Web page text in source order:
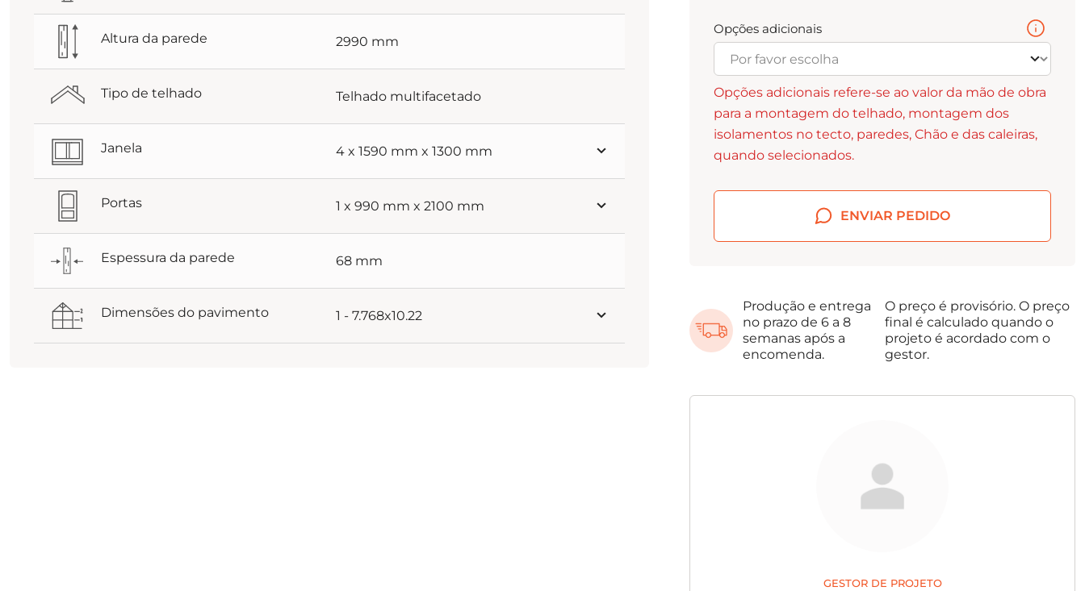
Altura da parede 2990 mm
Tipo de telhado Telhado multifacetado
Janela 4 x 1590 mm x 1300 mm
Portas 1 x 990 mm x 2100 mm
Espessura da parede 68 mm
Dimensões do pavimento 1 - 7.768x10.22
Opções adicionais
Opções adicionais refere-se ao valor da mão de obra
para a montagem do telhado, montagem dos
isolamentos no tecto, paredes, Chão e das caleiras,
quando selecionados.
ENVIAR PEDIDO
Produção e entrega
no prazo de 6 a 8
semanas após a
encomenda.
O preço é provisório. O preço
final é calculado quando o
projeto é acordado com o
gestor.
GESTOR DE PROJETO